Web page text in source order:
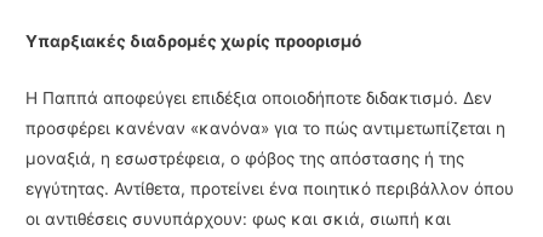
Υπαρξιακές διαδρομές χωρίς προορισμό
Η Παππά αποφεύγει επιδέξια οποιοδήποτε διδακτισμό. Δεν
προσφέρει κανέναν «κανόνα» για το πώς αντιμετωπίζεται η
μοναξιά, η εσωστρέφεια, ο φόβος της απόστασης ή της
εγγύτητας. Αντίθετα, προτείνει ένα ποιητικό περιβάλλον όπου
οι αντιθέσεις συνυπάρχουν: φως και σκιά, σιωπή και